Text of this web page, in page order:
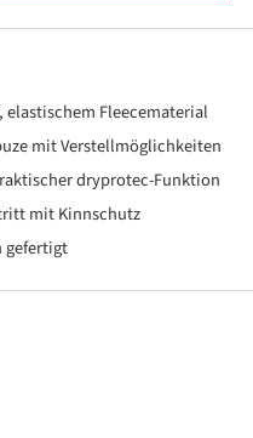
Fleecematerial
mit Verstellmöglichkeiten
dryprotec-Funktion
mit Kinnschutz
gefertigt